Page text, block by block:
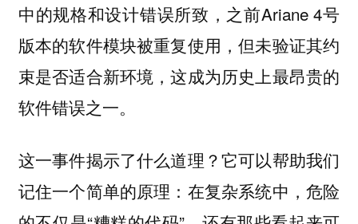
中的规格和设计错误所致，之前Ariane 4号
版本的软件模块被重复使用，但未验证其约
束是否适合新环境，这成为历史上最昂贵的
软件错误之一。
这一事件揭示了什么道理？它可以帮助我们
记住一个简单的原理：在复杂系统中，危险